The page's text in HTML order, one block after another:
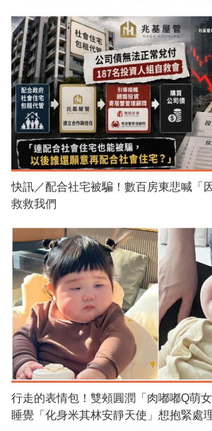
快訊／配合社宅被騙！數百房東悲喊「
救救我們
行走的表情包！雙頰圓潤「肉嘟嘟Q萌
睡覺「化身米其林安靜天使」想抱緊處